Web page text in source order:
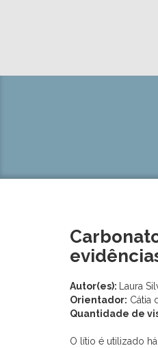
Autor(es):
Laura
Orientador: Cátia
Quantidade de
O lítio é utilizado